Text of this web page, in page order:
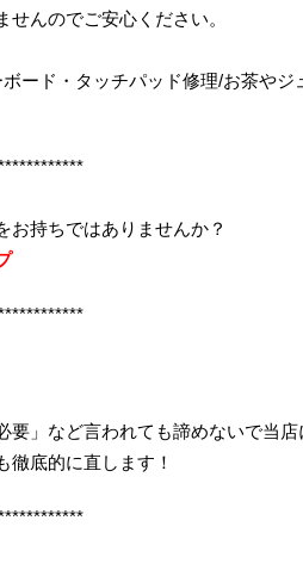
んのでご安心ください。
ード・タッチパッド修理/お茶やジ
お持ちではありませんか？
」など言われても諦めないで当店
徹底的に直します！